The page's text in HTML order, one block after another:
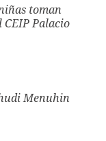
toman
CEIP Palacio
Menuhin